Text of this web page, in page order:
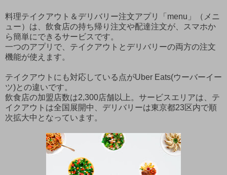
料理テイクアウト＆デリバリー注文アプリ「menu」（メニ
ュー）は、飲食店の持ち帰り注文や配達注文が、スマホか
ら簡単にできるサービスです。
一つのアプリで、テイクアウトとデリバリーの両方の注文
機能が使えます。
テイクアウトにも対応している点がUber Eats(ウーバーイー
ツ)との違いです。
飲食店の加盟店数は2,300店舗以上。サービスエリアは、テ
イクアウトは全国展開中、デリバリーは東京都23区内で順
次拡大中となっています。